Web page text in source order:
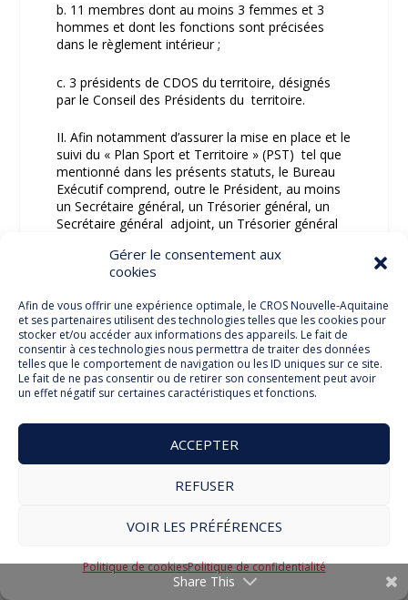
Gérer le consentement aux
cookies
Afin de vous offrir une expérience optimale, le CROS Nouvelle-Aquitaine
et ses partenaires utilisent des technologies telles que les cookies pour
stocker et/ou accéder aux informations des appareils. Le fait de
consentir à ces technologies nous permettra de traiter des données
telles que le comportement de navigation ou les ID uniques sur ce site.
Le fait de ne pas consentir ou de retirer son consentement peut avoir
un effet négatif sur certaines caractéristiques et fonctions.
ACCEPTER
REFUSER
VOIR LES PRÉFÉRENCES
Politique de cookiesPolitique de confidentialité
b. 11 membres dont au moins 3 femmes et 3
hommes et dont les fonctions sont précisées
dans le règlement intérieur ;
c. 3 présidents de CDOS du territoire, désignés
par le Conseil des Présidents du territoire.
II. Afin notamment d’assurer la mise en place et le
suivi du « Plan Sport et Territoire » (PST) tel que
mentionné dans les présents statuts, le Bureau
Exécutif comprend, outre le Président, au moins
un Secrétaire général, un Trésorier général, un
Secrétaire général adjoint, un Trésorier général
missions nationales déléguées; les autres
membres étant fixés dans le règlement intérieur.
III. Le Bureau Exécutif est l’organe de droit
commun du CROS. Il est investi des pouvoirs les
plus étendus pour agir en toute circonstance au
nom du CROS. Il les exerce dans la limite de
l’objet social défini par les présents statuts, et
sous réserve de ceux spécialement attribués au
prennent fin :
– soit à l’expiration de la durée normale de son
Share This